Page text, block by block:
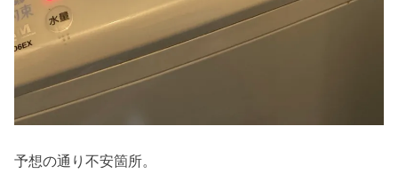
予想の通り不安箇所。